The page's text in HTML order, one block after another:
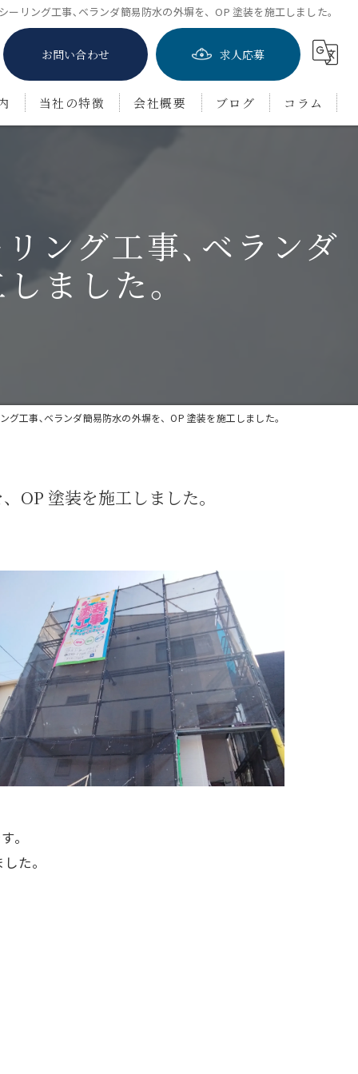
リング工事､ベランダ簡易防水の外塀を、OP 塗装を施工しました。
お問い合わせ 求人応募
当社の特徴
茨木市の外壁塗装
豊中市の外壁塗装
会社概要 ブログ コラム
ング工事､ベランダ
ました。
グ工事､ベランダ簡易防水の外塀を、OP 塗装を施工しました。
OP 塗装を施工しました。
。
た。